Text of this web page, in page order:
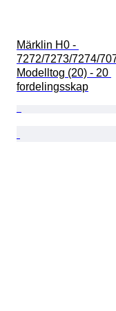
Märklin H0 -
7272/7273/7274/
Modelltog (20) - 20
fordelingsskap